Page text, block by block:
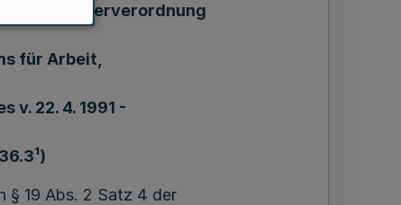
Trinkwasserverordnung
für Arbeit,
v. 22. 4. 1991 -
§ 19 Abs. 2 Satz 4 der